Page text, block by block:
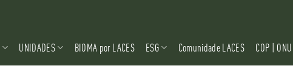
UNIDADES BIOMA por LACES ESG Comunidade LACES COP | ONU